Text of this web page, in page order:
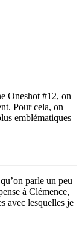
Oneshot #12, on
Pour cela, on
emblématiques
parle un peu
à Clémence,
avec lesquelles je